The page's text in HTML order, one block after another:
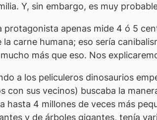
Y, sin embargo, es muy
protagonista apenas mide 4 ó 5
carne humana; eso sería
más que eso. Nos
a los peliculeros dinosaurios
con sus vecinos) buscaba la
hasta 4 millones de veces más
y de árboles gigantes, tenía